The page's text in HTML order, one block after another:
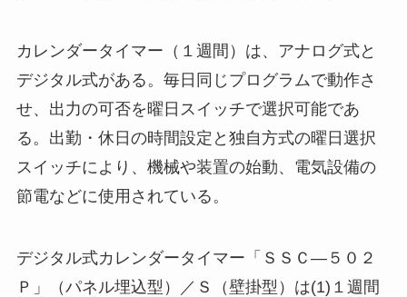
カレンダータイマー（１週間）は、アナログ式と
デジタル式がある。毎日同じプログラムで動作さ
せ、出力の可否を曜日スイッチで選択可能であ
る。出勤・休日の時間設定と独自方式の曜日選択
スイッチにより、機械や装置の始動、電気設備の
節電などに使用されている。
デジタル式カレンダータイマー「ＳＳＣ―５０２
Ｐ」（パネル埋込型）／Ｓ（壁掛型）は(1)１週間